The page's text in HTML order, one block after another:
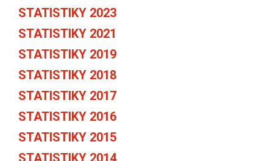
STATISTIKY 2023
STATISTIKY 2021
STATISTIKY 2019
STATISTIKY 2018
STATISTIKY 2017
STATISTIKY 2016
STATISTIKY 2015
STATISTIKY 2014